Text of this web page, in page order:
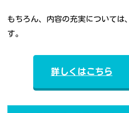
もちろん、内容の充実については、
す。
詳しくはこちら